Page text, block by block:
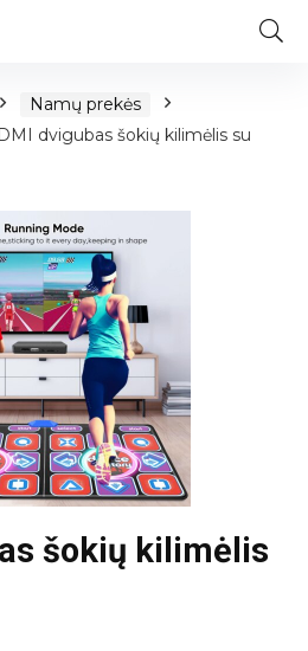
Namų prekės
dvigubas šokių kilimėlis su
šokių kilimėlis